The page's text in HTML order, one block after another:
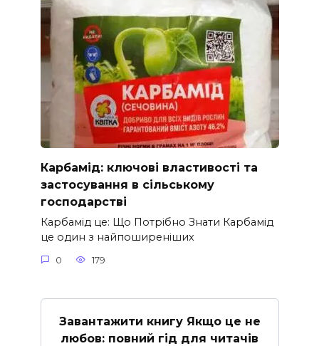
Карбамід: ключові властивості та
застосування в сільському
господарстві
Карбамід це: Що Потрібно Знати Карбамід
це один з найпоширеніших
0 179
Завантажити книгу Якщо це не
любов: повний гід для читачів